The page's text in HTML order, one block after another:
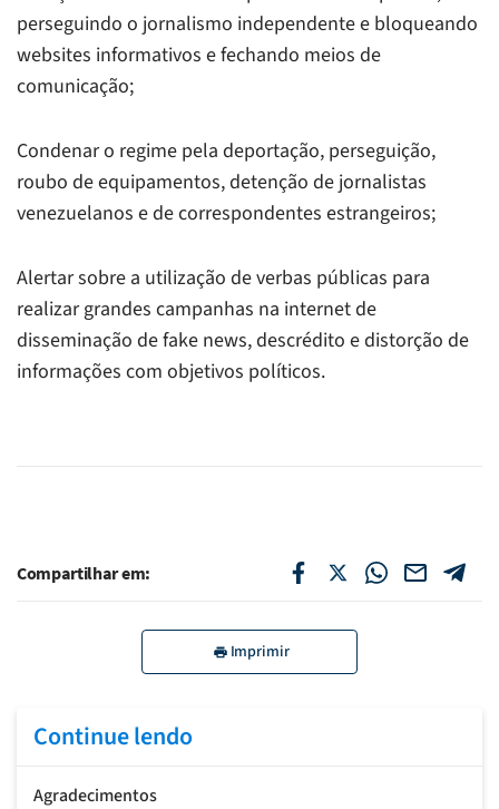
perseguindo o jornalismo independente e bloqueando
websites informativos e fechando meios de
comunicação;
Condenar o regime pela deportação, perseguição,
roubo de equipamentos, detenção de jornalistas
venezuelanos e de correspondentes estrangeiros;
Alertar sobre a utilização de verbas públicas para
realizar grandes campanhas na internet de
disseminação defake news, descrédito e distorção de
informações com objetivos políticos.
Compartilhar em:
Imprimir
Continue lendo
Agradecimentos